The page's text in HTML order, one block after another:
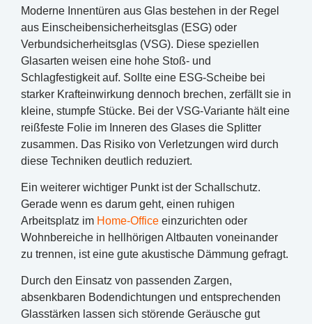
Moderne Innentüren aus Glas bestehen in der Regel
aus Einscheibensicherheitsglas (ESG) oder
Verbundsicherheitsglas (VSG). Diese speziellen
Glasarten weisen eine hohe Stoß- und
Schlagfestigkeit auf. Sollte eine ESG-Scheibe bei
starker Krafteinwirkung dennoch brechen, zerfällt sie in
kleine, stumpfe Stücke. Bei der VSG-Variante hält eine
reißfeste Folie im Inneren des Glases die Splitter
zusammen. Das Risiko von Verletzungen wird durch
diese Techniken deutlich reduziert.
Ein weiterer wichtiger Punkt ist der Schallschutz.
Gerade wenn es darum geht, einen ruhigen
Arbeitsplatz im Home-Office einzurichten oder
Wohnbereiche in hellhörigen Altbauten voneinander
zu trennen, ist eine gute akustische Dämmung gefragt.
Durch den Einsatz von passenden Zargen,
absenkbaren Bodendichtungen und entsprechenden
Glasstärken lassen sich störende Geräusche gut